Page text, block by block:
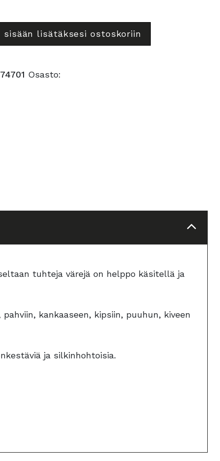
sisään lisätäksesi ostoskoriin
Osasto:
tuhteja värejä on helppo käsitellä ja
kankaaseen, kipsiin, puuhun, kiveen
ja silkinhohtoisia.